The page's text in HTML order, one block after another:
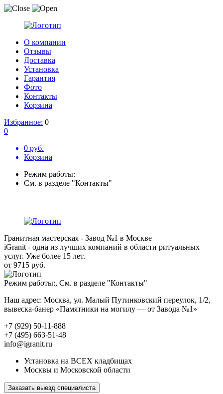
О компании
Отзывы
Доставка
Установка
Гарантия
Фото
Контакты
Корзина
Избранное: 0
0
0 руб.
Корзина
Режим работы:
См. в разделе "Контакты"
Гранитная мастерская - Завод №1 в Москве
iGranit - одна из лучших компаний в области ритуальных
услуг. Уже более 15 лет.
от 9715 руб.
Режим работы:, См. в разделе "Контакты"
Наш адрес: Москва, ул. Малый Путинковский переулок, 1/2,
вывеска-банер «Памятники на могилу — от Завода №1»
+7 (929) 50-11-888
+7 (495) 663-51-48
info@igranit.ru
Установка на ВСЕХ кладбищах
Москвы и Московской области
Заказать выезд специалиста